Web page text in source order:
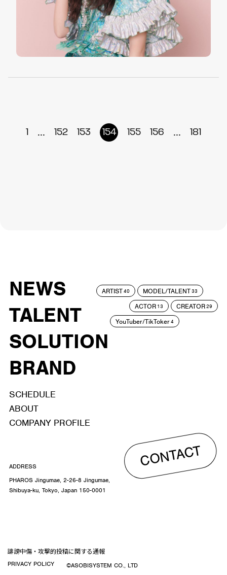
1 ... 152 153 154 155 156 ... 181
NEWS
TALENT
SOLUTION
BRAND
ARTIST40 MODEL/TALENT33
ACTOR 13 CREATOR29
YouTuber/TikToker4
SCHEDULE
ABOUT
COMPANY PROFILE
CONTACT
ADDRESS
PHAROS Jingumae, 2-26-8 Jingumae,
Shibuya-ku, Tokyo, Japan 150-0001
誹謗中傷・攻撃的投稿に関する通報
PRIVACY POLICY
©ASOBISYSTEM CO., LTD